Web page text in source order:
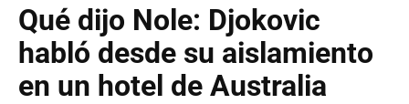
Qué dijo Nole: Djokovic
habló desde su aislamiento
en un hotel de Australia